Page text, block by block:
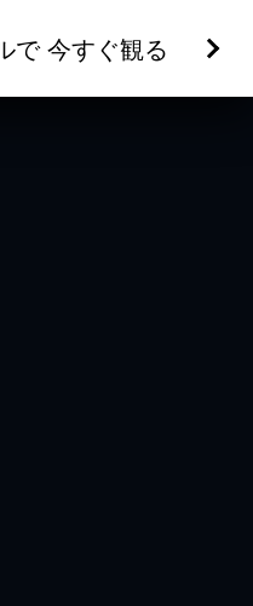
で 今すぐ観る